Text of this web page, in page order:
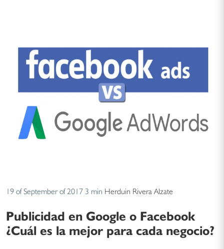
19 of September of 2017 3 min Herduin Rivera Alzate
Publicidad en Google o Facebook
¿Cuál es la mejor para cada negocio?